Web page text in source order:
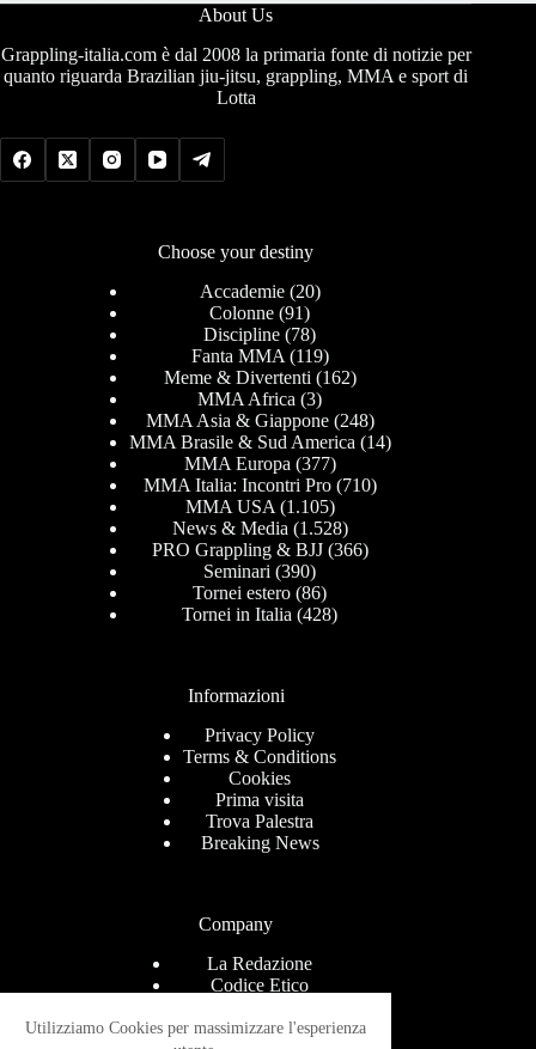
Utilizziamo Cookies per massimizzare l'esperienza
About Us
Grappling-italia.com è dal 2008 la primaria fonte di notizie per
quanto riguarda Brazilian jiu-jitsu, grappling, MMA e sport di
Lotta
Choose your destiny
Accademie(20)
Colonne (91)
Discipline (78)
Fanta MMA (119)
Meme & Divertenti (162)
MMA Africa (3)
MMA Asia & Giappone(248)
MMA Brasile & Sud America (14)
MMA Europa (377)
MMA Italia: Incontri Pro(710)
MMA USA (1.105)
News & Media (1.528)
PRO Grappling & BJJ(366)
Seminari (390)
Tornei estero (86)
Tornei in Italia (428)
Informazioni
Privacy Policy
Terms & Conditions
Cookies
Prima visita
Trova Palestra
Breaking News
Company
La Redazione
Codice Etico
Help Center